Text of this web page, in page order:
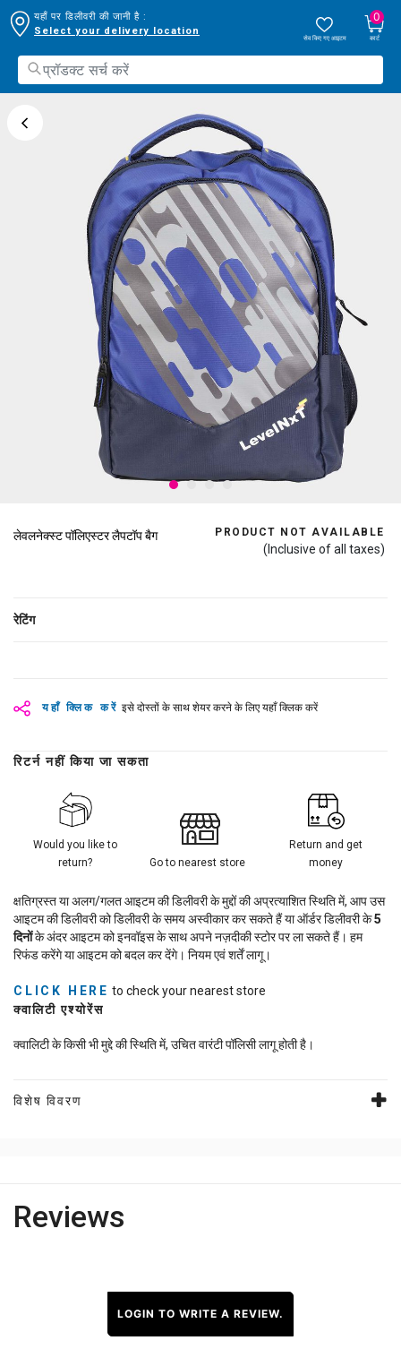
यहाँ पर डिलीवरी की जानी है :
Select your delivery location
सेव किए गए आइटम
0
कार्ट
लेवलनेक्स्ट पॉलिएस्टर लैपटॉप बैग PRODUCT NOT AVAILABLE
(Inclusive of all taxes)
रेटिंग
यहाँ क्लिक करें इसे दोस्तों के साथ शेयर करने के लिए यहाँ क्लिक करें
रिटर्न नहीं किया जा सकता
Would you like to
return?
Go to nearest store
Return and get
money
क्षतिग्रस्त या अलग/गलत आइटम की डिलीवरी के मुद्दों की अप्रत्याशित स्थिति में, आप उस
आइटम की डिलीवरी को डिलीवरी के समय अस्वीकार कर सकते हैं या ऑर्डर डिलीवरी के5
दिनोंके अंदर आइटम को इनवॉइस के साथ अपने नज़दीकी स्टोर पर ला सकते हैं। हम
रिफंड करेंगे या आइटम को बदल कर देंगे। नियम एवं शर्तें लागू।
CLICK HERE to check your nearest store
क्वालिटी एश्योरेंस
क्वालिटी के किसी भी मुद्दे की स्थिति में, उचित वारंटी पॉलिसी लागू होती है।
विशेष विवरण
Reviews
LOGIN TO WRITE A REVIEW.